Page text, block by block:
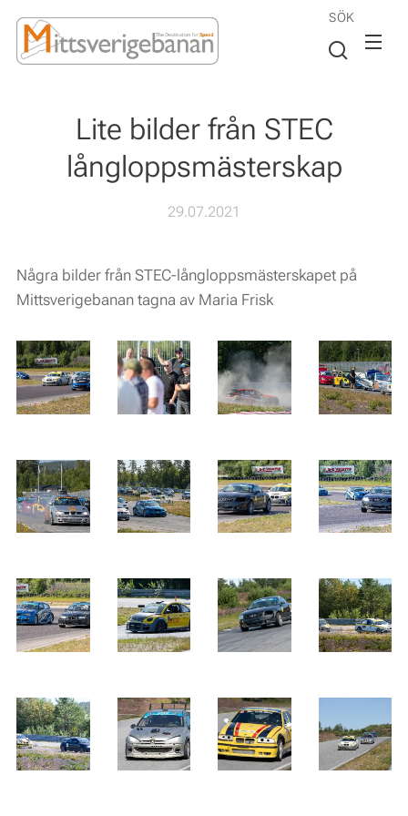
SÖK
Lite bilder från STEC
långloppsmästerskap
29.07.2021
Några bilder från STEC-långloppsmästerskapet på
Mittsverigebanan tagna av Maria Frisk